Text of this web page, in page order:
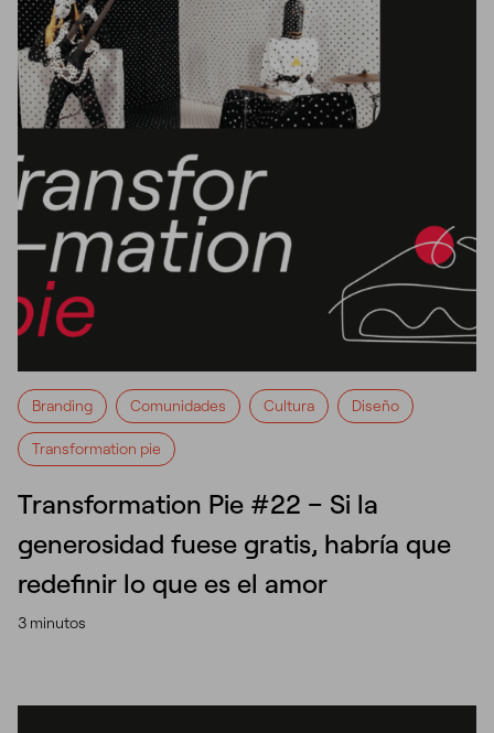
Branding Comunidades Cultura Diseño
Transformation pie
Transformation Pie #22 – Si la
generosidad fuese gratis, habría que
redefinir lo que es el amor
3 minutos